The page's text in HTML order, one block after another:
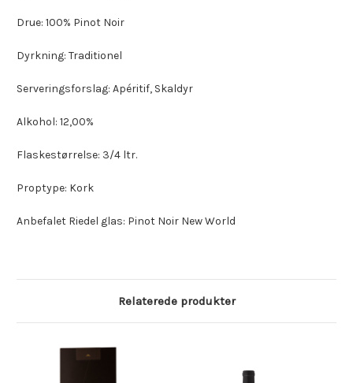
Drue: 100% Pinot Noir
Dyrkning: Traditionel
Serveringsforslag: Apéritif, Skaldyr
Alkohol: 12,00%
Flaskestørrelse: 3/4 ltr.
Proptype: Kork
Anbefalet Riedel glas: Pinot Noir New World
Relaterede produkter